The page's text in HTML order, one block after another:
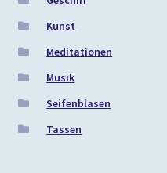
Kunst
Meditationen
Musik
Seifenblasen
Tassen